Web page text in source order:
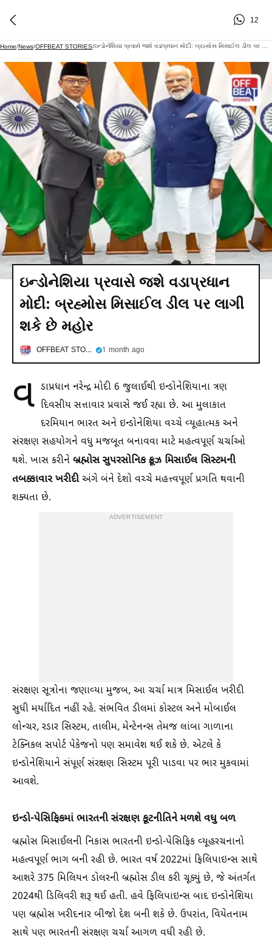
12
Home/News/OFFBEAT STORIES/
ઇન્ડોનેશિયા પ્રવાસે જશે વડાપ્રધાન
મોદી: બ્રહ્મોસ મિસાઈલ ડીલ પર લાગી
શકે છે મહોર
OFFBEAT STORIES 1 month ago
વ ડાપ્રધાન નરેન્દ્ર મોદી 6 જુલાઈથી ઇન્ડોનેશિયાના ત્રણ
દિવસીય સત્તાવાર પ્રવાસે જઈ રહ્યા છે. આ મુલાકાત
દરમિયાન ભારત અને ઇન્ડોનેશિયા વચ્ચે વ્યૂહાત્મક અને
સંરક્ષણ સહયોગને વધુ મજબૂત બનાવવા માટે મહત્વપૂર્ણ ચર્ચાઓ
થશે. ખાસ કરીને બ્રહ્મોસ સુપરસોનિક ક્રૂઝ મિસાઈલ સિસ્ટમની
તબક્કાવાર ખરીદીઅંગે બંને દેશો વચ્ચે મહત્ત્વપૂર્ણ પ્રગતિ થવાની
શક્યતા છે.
ADVERTISEMENT
સંરક્ષણ સૂત્રોના જણાવ્યા મુજબ, આ ચર્ચા માત્ર મિસાઈલ ખરીદી
સુધી મર્યાદિત નહીં રહે. સંભવિત ડીલમાં કોસ્ટલ અને મોબાઈલ
લોન્ચર, રડાર સિસ્ટમ, તાલીમ, મેન્ટેનન્સ તેમજ લાંબા ગાળાના
ટેક્નિકલ સપોર્ટ પેકેજનો પણ સમાવેશ થઈ શકે છે. એટલે કે
ઇન્ડોનેશિયાને સંપૂર્ણ સંરક્ષણ સિસ્ટમ પૂરી પાડવા પર ભાર મુકવામાં
આવશે.
ઇન્ડો-પેસિફિકમાં ભારતની સંરક્ષણ કૂટનીતિને મળશે વધુ બળ
બ્રહ્મોસ મિસાઈલની નિકાસ ભારતની ઇન્ડો-પેસિફિક વ્યૂહરચનાનો
મહત્વપૂર્ણ ભાગ બની રહી છે. ભારત વર્ષ 2022માં ફિલિપાઇન્સ સાથે
આશરે 375 મિલિયન ડોલરની બ્રહ્મોસ ડીલ કરી ચૂક્યું છે, જે અંતર્ગત
2024થી ડિલિવરી શરૂ થઈ હતી. હવે ફિલિપાઇન્સ બાદ ઇન્ડોનેશિયા
પણ બ્રહ્મોસ ખરીદનાર બીજો દેશ બની શકે છે. ઉપરાંત, વિયેતનામ
સાથે પણ ભારતની સંરક્ષણ ચર્ચા આગળ વધી રહી છે.